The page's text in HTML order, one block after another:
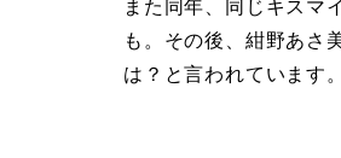
また同年、同じキスマ
も。その後、紺野あさ
は？と言われています。